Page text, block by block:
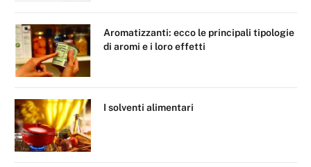
Aromatizzanti: ecco le principali tipologie
di aromi e i loro effetti
I solventi alimentari